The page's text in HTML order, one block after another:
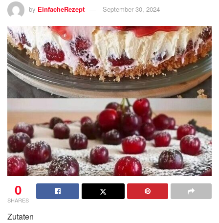
by EinfacheRezept September 30, 2024
0
SHARES
Zutaten